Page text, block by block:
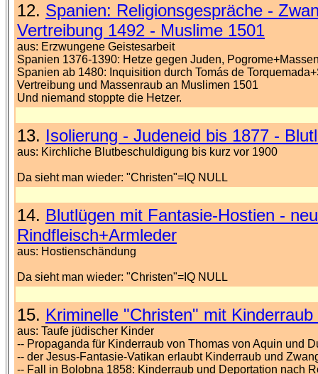
12. Spanien: Religionsgespräche -
Vertreibung 1492 - Muslime 1501
aus: Erzwungene Geistesarbeit
Spanien 1376-1390: Hetze gegen Juden,
Spanien ab 1480: Inquisition durch Tomás de
Vertreibung und Massenraub an Muslimen 1501
Und niemand stoppte die Hetzer.
13. Isolierung - Judeneid bis 1877 -
aus: Kirchliche Blutbeschuldigung bis kurz vor 1900
Da sieht man wieder: "Christen"=IQ NULL
14. Blutlügen mit Fantasie-Hostien -
Rindfleisch+Armleder
aus: Hostienschändung
Da sieht man wieder: "Christen"=IQ NULL
15. Kriminelle "Christen" mit
aus: Taufe jüdischer Kinder
-- Propaganda für Kinderraub von Thomas von Aquin und
-- der Jesus-Fantasie-Vatikan erlaubt Kinderraub und
-- Fall in Bolobna 1858: Kinderraub und Deportation nach